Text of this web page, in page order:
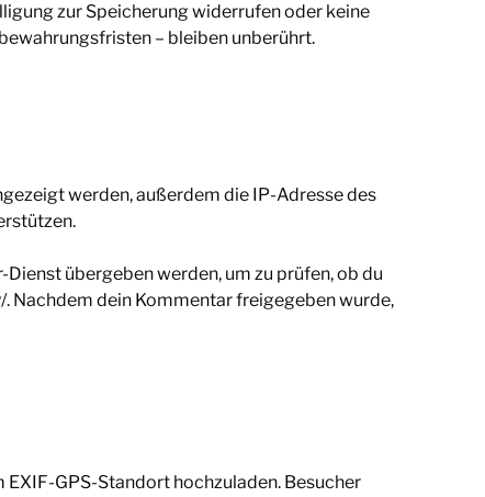
zur Speicherung widerrufen oder keine
– bleiben unberührt.
werden, außerdem die IP-Adresse des
übergeben werden, um zu prüfen, ob du
Nachdem dein Kommentar freigegeben wurde,
GPS-Standort hochzuladen. Besucher